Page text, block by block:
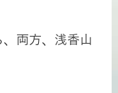
両方、浅香山